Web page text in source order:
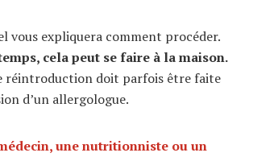
vous expliquera comment procéder.
cela peut se faire à la maison.
réintroduction doit parfois être faite
d’un allergologue.
une nutritionniste ou un